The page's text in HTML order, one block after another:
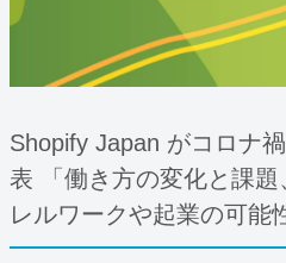
Shopify Japan がコロナ
表 「働き方の変化と課題
レルワークや起業の可能